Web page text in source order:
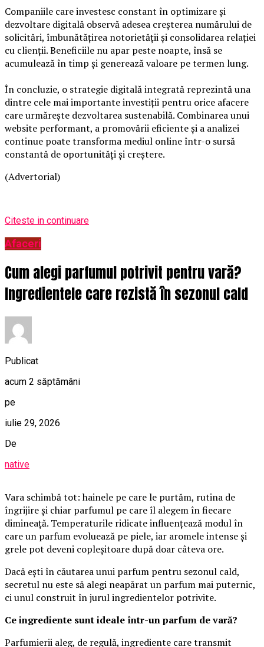
Companiile care investesc constant în optimizare și
dezvoltare digitală observă adesea creșterea numărului de
solicitări, îmbunătățirea notorietății și consolidarea relației
cu clienții. Beneficiile nu apar peste noapte, însă se
acumulează în timp și generează valoare pe termen lung.
În concluzie, o strategie digitală integrată reprezintă una
dintre cele mai importante investiții pentru orice afacere
care urmărește dezvoltarea sustenabilă. Combinarea unui
website performant, a promovării eficiente și a analizei
continue poate transforma mediul online într-o sursă
constantă de oportunități și creștere.
(Advertorial)
Citeste in continuare
Afaceri
Cum alegi parfumul potrivit pentru vară?
Ingredientele care rezistă în sezonul cald
Publicat
acum 2 săptămâni
pe
iulie 29, 2026
De
native
Vara schimbă tot: hainele pe care le purtăm, rutina de
îngrijire și chiar parfumul pe care îl alegem în fiecare
dimineață. Temperaturile ridicate influențează modul în
care un parfum evoluează pe piele, iar aromele intense și
grele pot deveni copleșitoare după doar câteva ore.
Dacă ești în căutarea unui parfum pentru sezonul cald,
secretul nu este să alegi neapărat un parfum mai puternic,
ci unul construit în jurul ingredientelor potrivite.
Ce ingrediente sunt ideale într-un parfum de vară?
Parfumierii aleg, de regulă, ingrediente care transmit